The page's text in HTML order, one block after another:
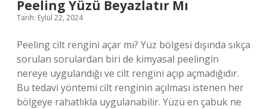
Peeling Yüzü Beyazlatır Mı
Tarih: Eylül 22, 2024
Peeling cilt rengini açar mı? Yüz bölgesi dışında sıkça
sorulan sorulardan biri de kimyasal peelingin
nereye uygulandığı ve cilt rengini açıp açmadığıdır.
Bu tedavi yöntemi cilt renginin açılması istenen her
bölgeye rahatlıkla uygulanabilir. Yüzü en çabuk ne